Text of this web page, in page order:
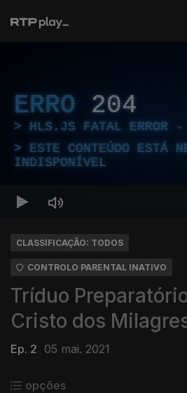
ERRO 204
HLS.JS FATAL ERROR -
ESTE CONTEÚDO ESTÁ
INDISPONÍVEL
CLASSIFICAÇÃO: TODOS
CONTROLO PARENTAL INATIVO
Tríduo
Cristo dos
Ep. 2 05 mai. 2021
opções